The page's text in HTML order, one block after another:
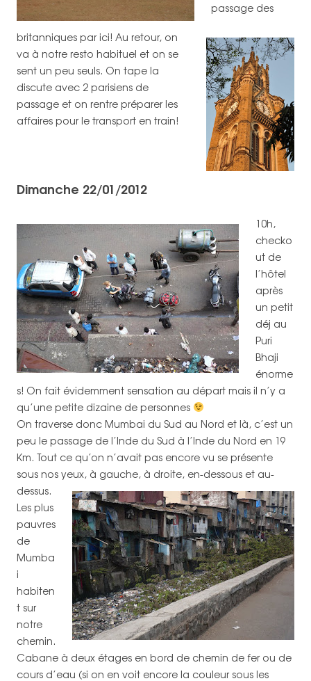
passage des
britanniques par ici! Au retour, on
va à notre resto habituel et on se
sent un peu seuls. On tape la
discute avec 2 parisiens de
passage et on rentre préparer les
affaires pour le transport en train!
Dimanche 22/01/2012
10h,
checko
ut de
l’hôtel
après
un petit
déj au
Puri
Bhaji
énorme
s! On fait évidemment sensation au départ mais il n’y a
qu’une petite dizaine de personnes
On traverse donc Mumbai du Sud au Nord et là, c’est un
peu le passage de l’Inde du Sud à l’Inde du Nord en 19
Km. Tout ce qu’on n’avait pas encore vu se présente
sous nos yeux, à gauche, à droite, en-dessous et au-
dessus.
Les plus
pauvres
de
Mumba
i
habiten
t sur
notre
chemin.
Cabane à deux étages en bord de chemin de fer ou de
cours d’eau (si on en voit encore la couleur sous les